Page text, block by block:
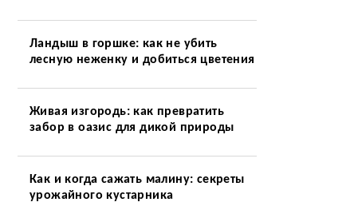
Ландыш в горшке: как не убить
лесную неженку и добиться цветения
Живая изгородь: как превратить
забор в оазис для дикой природы
Как и когда сажать малину: секреты
урожайного кустарника